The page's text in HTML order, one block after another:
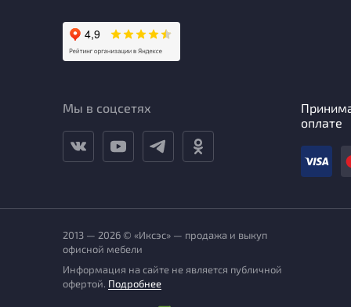
Мы в соцсетях
оплате
2013 — 2026 © «Иксэс» — продажа и выкуп
офисной мебели
Информация на сайте не является публичной
офертой. Подробнее